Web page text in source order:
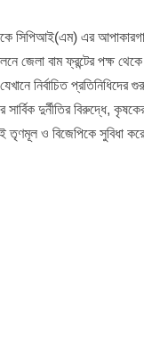
সিপিআই(এম) এর
জেলা বাম ফ্রন্টের পক্ষ থেকে
নির্বাচিত প্রতিনিধিদের
দুর্নীতির বিরুদ্ধে,
তৃণমূল ও বিজেপিকে সুবিধা